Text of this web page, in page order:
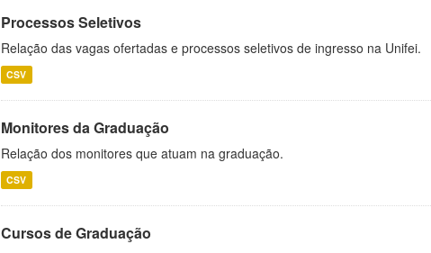
Processos Seletivos
Relação das vagas ofertadas e processos seletivos de ingresso na Unifei.
CSV
Monitores da Graduação
Relação dos monitores que atuam na graduação.
CSV
Cursos de Graduação